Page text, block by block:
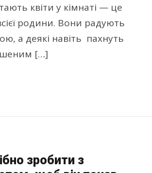
квіти у кімнаті — це
родини. Вони радують
а деякі навіть пахнуть
[…]
зробити з